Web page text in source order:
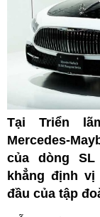
Tại Triển
Mercedes-
của dòng SL
khẳng định
đầu của tập